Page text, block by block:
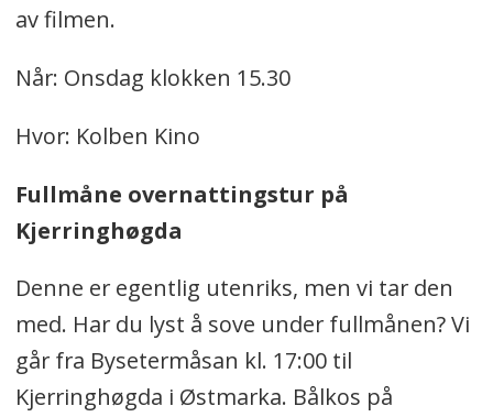
av filmen.
Når: Onsdag klokken 15.30
Hvor: Kolben Kino
Fullmåne overnattingstur på
Kjerringhøgda
Denne er egentlig utenriks, men vi tar den
med. Har du lyst å sove under fullmånen? Vi
går fra Bysetermåsan kl. 17:00 til
Kjerringhøgda i Østmarka. Bålkos på